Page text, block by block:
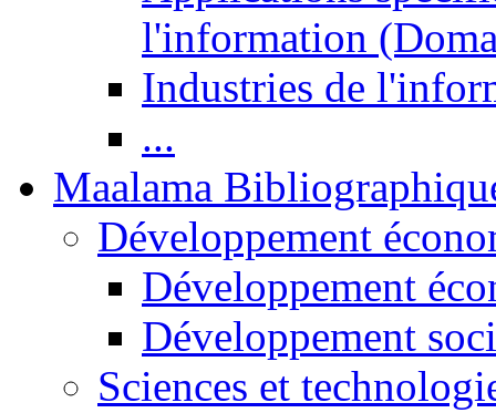
l'information
Industries de
...
Maalama
Développement
Développement
Développement
Sciences et